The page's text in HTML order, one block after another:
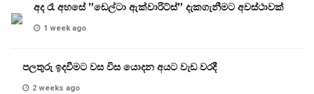
අද රෑ අහසේ ”ඩෙල්ටා ඇක්වාරිට්ස්” දැකගැනීමට අවස්ථාවක්
1 week ago
පලතුරු ඉදවීමට වස විස යොදන අයට වැඩ වරදී
2 weeks ago